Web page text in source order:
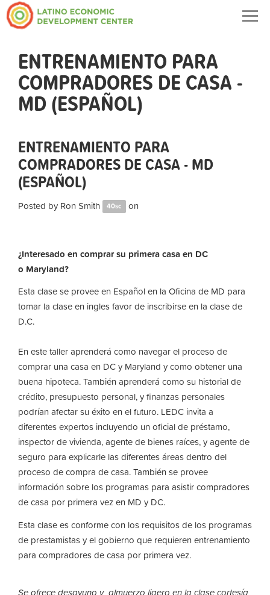
ENTRENAMIENTO PARA
COMPRADORES DE CASA -
MD (ESPAÑOL)
ENTRENAMIENTO PARA
COMPRADORES DE CASA - MD
(ESPAÑOL)
Posted by Ron Smith 40sc on
¿Interesado en comprar su primera casa en DC
o Maryland?
Esta clase se provee en Español en la Oficina de MD para
tomar la clase en ingles favor de inscribirse en la clase de
D.C.
En este taller aprenderá como navegar el proceso de
comprar una casa en DC y Maryland y como obtener una
buena hipoteca. También aprenderá como su historial de
crédito, presupuesto personal, y finanzas personales
podrían afectar su éxito en el futuro. LEDC invita a
diferentes expertos incluyendo un oficial de préstamo,
inspector de vivienda, agente de bienes raíces, y agente de
seguro para explicarle las diferentes áreas dentro del
proceso de compra de casa. También se provee
información sobre los programas para asistir compradores
de casa por primera vez en MD y DC.
Esta clase es conforme con los requisitos de los programas
de prestamistas y el gobierno que requieren entrenamiento
para compradores de casa por primera vez.